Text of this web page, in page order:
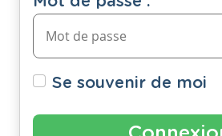
Se souvenir de moi